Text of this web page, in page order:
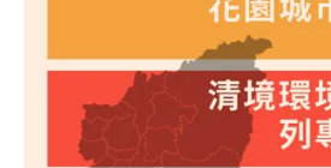
年內預計再闢1569公頃土地，引發
內 鎖定彰化、員林兩大都市群 翻轉
土計畫（草案），彰化縣以「智慧
展定位，在空間布局上，規劃一軸
彰化、員林兩大都市群，輔以田中
轉人口流失頹勢。2036年計畫人口